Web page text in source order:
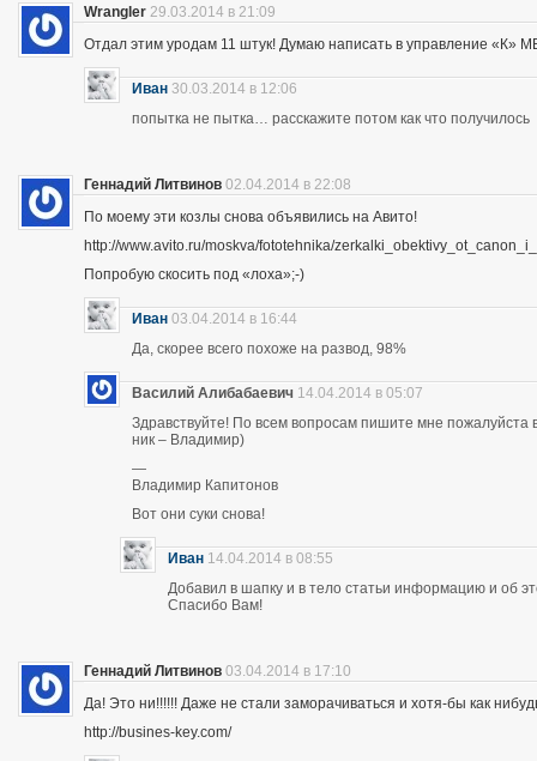
Wrangler 29.03.2014 в 21:09
Отдал этим уродам 11 штук! Думаю написать в управление «К»
Иван 30.03.2014 в 12:06
попытка не пытка… расскажите потом как что получилось
Геннадий Литвинов 02.04.2014 в 22:08
По моему эти козлы снова объявились на Авито!
http://www.avito.ru/moskva/fototehnika/
Попробую скосить под «лоха»;-)
Иван 03.04.2014 в 16:44
Да, скорее всего похоже на развод, 98%
Василий Алибабаевич 14.04.2014 в 05:07
Здравствуйте! По всем вопросам пишите мне
ник – Владимир)
—
Владимир Капитонов
Вот они суки снова!
Иван 14.04.2014 в 08:55
Добавил в шапку и в тело статьи информацию и об
Спасибо Вам!
Геннадий Литвинов 03.04.2014 в 17:10
Да! Это ни!!!!!! Даже не стали заморачиваться и хотя-бы как
http://busines-key.com/